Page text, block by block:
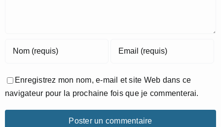
Enregistrez mon nom, e-mail et site Web dans ce
navigateur pour la prochaine fois que je commenterai.